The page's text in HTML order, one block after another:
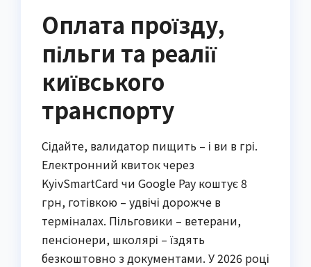
Оплата проїзду,
пільги та реалії
київського
транспорту
Сідайте, валидатор пищить – і ви в грі.
Електронний квиток через
KyivSmartCard чи Google Pay коштує 8
грн, готівкою – удвічі дорожче в
терміналах. Пільговики – ветерани,
пенсіонери, школярі – їздять
безкоштовно з документами. У 2026 році